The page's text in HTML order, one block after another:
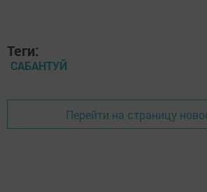
Теги:
САБАНТУЙ
Перейти на страницу